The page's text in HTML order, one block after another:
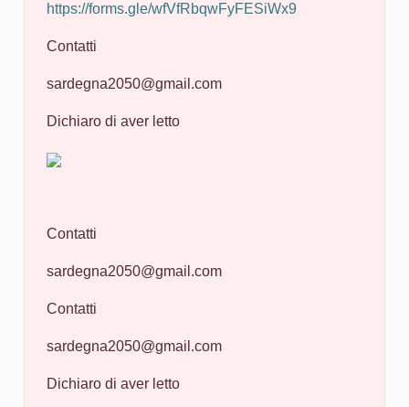
https://forms.gle/wfVfRbqwFyFESiWx9
Contatti
sardegna2050@gmail.com
Dichiaro di aver letto
Contatti
sardegna2050@gmail.com
Contatti
sardegna2050@gmail.com
Dichiaro di aver letto